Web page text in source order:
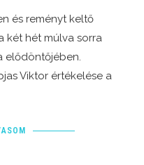
és reményt keltő
két hét múlva sorra
elődöntőjében.
Viktor értékelése a